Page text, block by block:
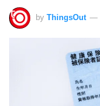
by ThingsOut